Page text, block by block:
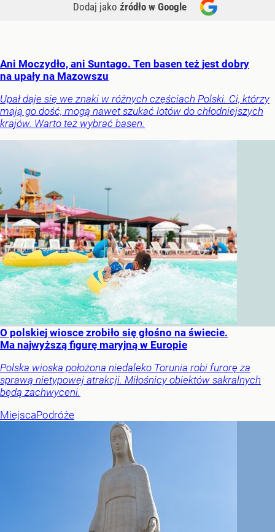
Dodaj jako źródło w Google
Ani Moczydło, ani Suntago. Ten basen też jest dobry
na upały na Mazowszu
Upał daje się we znaki w różnych częściach Polski. Ci, którzy
mają go dość, mogą nawet szukać lotów do chłodniejszych
krajów. Warto też wybrać basen.
O polskiej wiosce zrobiło się głośno na świecie.
Ma najwyższą figurę maryjną w Europie
Polska wioska położona niedaleko Torunia robi furorę za
sprawą nietypowej atrakcji. Miłośnicy obiektów sakralnych
będą zachwyceni.
MiejscaPodróże